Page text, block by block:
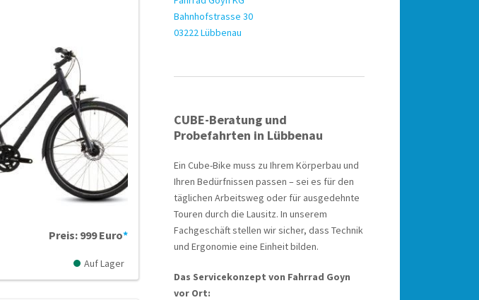
Preis: 999 Euro*
Auf Lager
Bahnhofstrasse 30
03222 Lübbenau
CUBE-Beratung und
Probefahrten in Lübbenau
Ein Cube-Bike muss zu Ihrem Körperbau und
Ihren Bedürfnissen passen – sei es für den
täglichen Arbeitsweg oder für ausgedehnte
Touren durch die Lausitz. In unserem
Fachgeschäft stellen wir sicher, dass Technik
und Ergonomie eine Einheit bilden.
Das Servicekonzept von Fahrrad Goyn
vor Ort: